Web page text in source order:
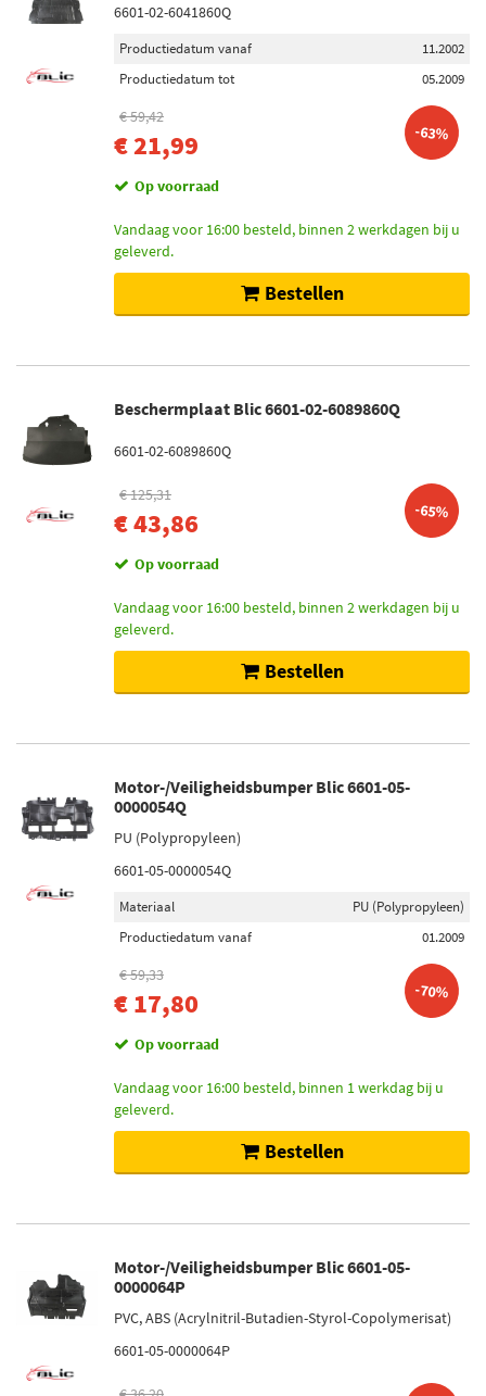
6601-02-6041860Q
Productiedatum vanaf
11.2002
Productiedatum tot
05.2009
€ 59,42
€ 21,99 -63%
Op voorraad
Vandaag voor 16:00 besteld, binnen 2 werkdagen bij u
geleverd.
Bestellen
Beschermplaat Blic 6601-02-6089860Q
6601-02-6089860Q
€ 125,31
€ 43,86 -65%
Op voorraad
Vandaag voor 16:00 besteld, binnen 2 werkdagen bij u
geleverd.
Bestellen
Motor-/Veiligheidsbumper Blic 6601-05-
0000054Q
PU (Polypropyleen)
6601-05-0000054Q
Materiaal
PU (Polypropyleen)
Productiedatum vanaf
01.2009
€ 59,33
€ 17,80 -70%
Op voorraad
Vandaag voor 16:00 besteld, binnen 1 werkdag bij u
geleverd.
Bestellen
Motor-/Veiligheidsbumper Blic 6601-05-
0000064P
PVC, ABS (Acrylnitril-Butadien-Styrol-Copolymerisat)
6601-05-0000064P